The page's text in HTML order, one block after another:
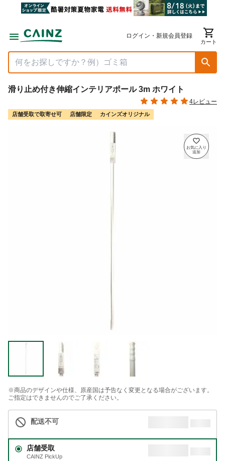
ログイン・新規会員登録
カート
滑り止め付き伸縮インテリアポール 3m ホワイト
4レビュー
店舗受取で取寄せ可 店舗限定 カインズオリジナル
※商品のデザインや仕様、原産国は予告なく変更となる場合がございます。
ご指定はできませんのでご了承ください。
配送不可
店舗受取
CAINZ PickUp